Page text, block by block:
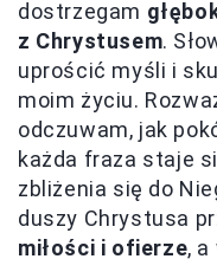
dostrzegam
z Chrystusem.
uprościć myśli i
moim życiu.
odczuwam, jak
każda fraza staje
zbliżenia się do
duszy Chrystusa
miłości i ofierze,